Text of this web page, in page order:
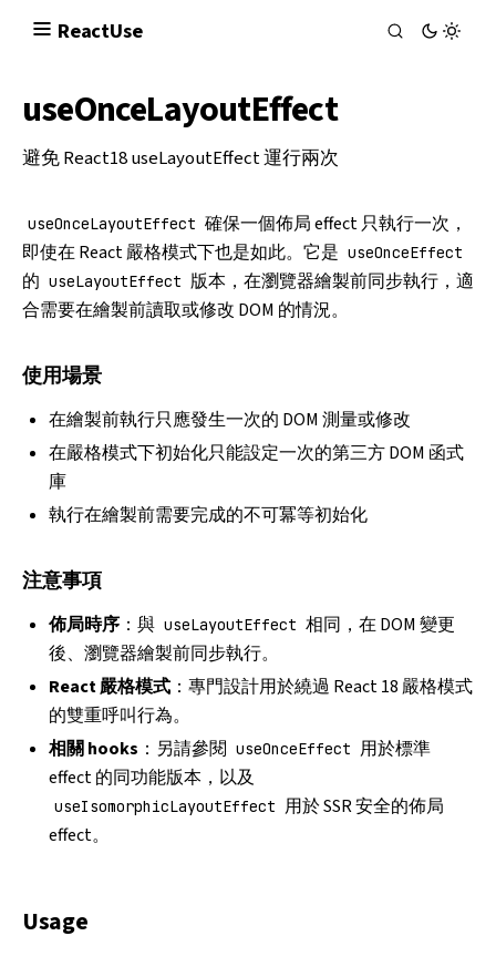
ReactUse
useOnceLayoutEffect
避免 React18 useLayoutEffect 運行兩次
useOnceLayoutEffect 確保一個佈局 effect 只執行一次，
即使在 React 嚴格模式下也是如此。它是 useOnceEffect
的 useLayoutEffect 版本，在瀏覽器繪製前同步執行，適
合需要在繪製前讀取或修改 DOM 的情況。
使用場景
在繪製前執行只應發生一次的 DOM 測量或修改
在嚴格模式下初始化只能設定一次的第三方 DOM 函式
庫
執行在繪製前需要完成的不可冪等初始化
注意事項
佈局時序 ：與 useLayoutEffect 相同，在 DOM 變更
後、瀏覽器繪製前同步執行。
React 嚴格模式 ：專門設計用於繞過 React 18 嚴格模式
的雙重呼叫行為。
相關 hooks ：另請參閱 useOnceEffect 用於標準
effect 的同功能版本，以及
useIsomorphicLayoutEffect 用於 SSR 安全的佈局
effect。
Usage